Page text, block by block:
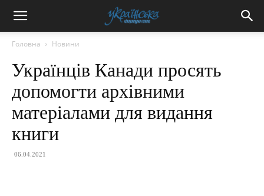
Головна Новини
Українців Канади просять
допомогти архівними
матеріалами для видання
книги
06.04.2021